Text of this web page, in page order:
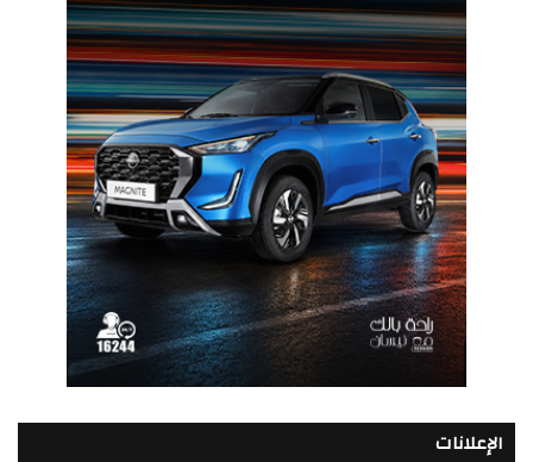
الإعلانات